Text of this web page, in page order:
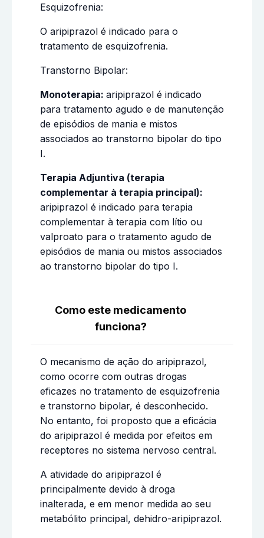
Esquizofrenia:
O aripiprazol é indicado para o
tratamento de esquizofrenia.
Transtorno Bipolar:
Monoterapia: aripiprazol é indicado
para tratamento agudo e de manutenção
de episódios de mania e mistos
associados ao transtorno bipolar do tipo
I.
Terapia Adjuntiva (terapia
complementar à terapia principal):
aripiprazol é indicado para terapia
complementar à terapia com lítio ou
valproato para o tratamento agudo de
episódios de mania ou mistos associados
ao transtorno bipolar do tipo I.
Como este medicamento
funciona?
O mecanismo de ação do aripiprazol,
como ocorre com outras drogas
eficazes no tratamento de esquizofrenia
e transtorno bipolar, é desconhecido.
No entanto, foi proposto que a eficácia
do aripiprazol é medida por efeitos em
receptores no sistema nervoso central.
A atividade do aripiprazol é
principalmente devido à droga
inalterada, e em menor medida ao seu
metabólito principal, dehidro-aripiprazol.